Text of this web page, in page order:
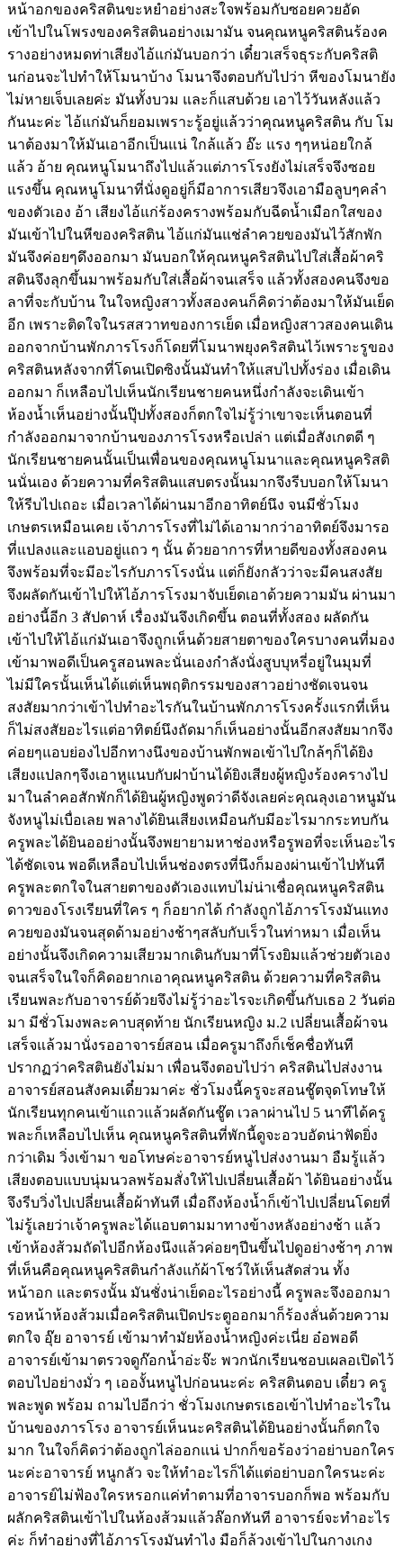
หน้าอกของคริสตินขะหยำอย่างสะใจพร้อมกับซอยควยอัด
เข้าไปในโพรงของคริสตินอย่างเมามัน จนคุณหนูคริสตินร้องค
รางอย่างหมดท่าเสียงไอ้แก่มันบอกว่า เดี๋ยวเสร็จธุระกับคริสติ
นก่อนจะไปทำให้โมนาบ้าง โมนาจึงตอบกับไปว่า หีของโมนายัง
ไม่หายเจ็บเลยค่ะ มันทั้งบวม และก็แสบด้วย เอาไว้วันหลังแล้ว
กันนะค่ะ ไอ้แก่มันก็ยอมเพราะรู้อยู่แล้วว่าคุณหนูคริสติน กับ โม
นาต้องมาให้มันเอาอีกเป็นแน่ ใกล้แล้ว อ๊ะ แรง ๆๆหน่อยใกล้
แล้ว อ้าย คุณหนูโมนาถึงไปแล้วแต่ภารโรงยังไม่เสร็จจึงซอย
แรงขึ้น คุณหนูโมนาที่นั่งดูอยู่ก็มีอาการเสียวจึงเอามือลูบๆคลำ
ของตัวเอง อ้า เสียงไอ้แก่ร้องครางพร้อมกับฉีดน้ำเมือกใสของ
มันเข้าไปในหีของคริสติน ไอ้แก่มันแช่ลำควยของมันไว้สักพัก
มันจึงค่อยๆดึงออกมา มันบอกให้คุณหนูคริสตินไปใส่เสื้อผ้าคริ
สตินจึงลุกขึ้นมาพร้อมกับใส่เสื้อผ้าจนเสร็จ แล้วทั้งสองคนจึงขอ
ลาที่จะกับบ้าน ในใจหญิงสาวทั้งสองคนก็คิดว่าต้องมาให้มันเย็ด
อีก เพราะติดใจในรสสวาทของการเย็ด เมื่อหญิงสาวสองคนเดิน
ออกจากบ้านพักภารโรงก็โดยที่โมนาพยุงคริสตินไว้เพราะรูของ
คริสตินหลังจากที่โดนเปิดซิงนั้นมันทำให้แสบไปทั้งร่อง เมื่อเดิน
ออกมา ก็เหลือบไปเห็นนักเรียนชายคนหนึ่งกำลังจะเดินเข้า
ห้องน้ำเห็นอย่างนั้นปุ๊ปทั้งสองก็ตกใจไม่รู้ว่าเขาจะเห็นตอนที่
กำลังออกมาจากบ้านของภารโรงหรือเปล่า แต่เมื่อสังเกตดี ๆ
นักเรียนชายคนนั้นเป็นเพื่อนของคุณหนูโมนาและคุณหนูคริสติ
นนั่นเอง ด้วยความที่คริสตินแสบตรงนั้นมากจึงรีบบอกให้โมนา
ให้รีบไปเถอะ เมื่อเวลาได้ผ่านมาอีกอาทิตย์นึง จนมีชั่วโมง
เกษตรเหมือนเคย เจ้าภารโรงที่ไม่ได้เอามากว่าอาทิตย์จึงมารอ
ที่แปลงและแอบอยู่แถว ๆ นั้น ด้วยอาการที่หายดีของทั้งสองคน
จึงพร้อมที่จะมีอะไรกับภารโรงนั่น แต่ก็ยังกลัวว่าจะมีคนสงสัย
จึงผลัดกันเข้าไปให้ไอ้ภารโรงมาจับเย็ดเอาด้วยความมัน ผ่านมา
อย่างนี้อีก 3 สัปดาห์ เรื่องมันจึงเกิดขึ้น ตอนที่ทั้งสอง ผลัดกัน
เข้าไปให้ไอ้แก่มันเอาจึงถูกเห็นด้วยสายตาของใครบางคนที่มอง
เข้ามาพอดีเป็นครูสอนพละนั่นเองกำลังนั่งสูบบุหรี่อยู่ในมุมที่
ไม่มีใครนั้นเห็นได้แต่เห็นพฤติกรรมของสาวอย่างชัดเจนจน
สงสัยมากว่าเข้าไปทำอะไรกันในบ้านพักภารโรงครั้งแรกที่เห็น
ก็ไม่สงสัยอะไรแต่อาทิตย์นึงถัดมาก็เห็นอย่างนั้นอีกสงสัยมากจึง
ค่อยๆแอบย่องไปอีกทางนึงของบ้านพักพอเข้าไปใกล้ๆก็ได้ยิง
เสียงแปลกๆจึงเอาหูแนบกับฝาบ้านได้ยิงเสียงผู้หญิงร้องครางไป
มาในลำคอสักพักก็ได้ยินผู้หญิงพูดว่าดีจังเลยค่ะคุณลุงเอาหนูมัน
จังหนูไม่เบื่อเลย พลางได้ยินเสียงเหมือนกับมีอะไรมากระทบกัน
ครูพละได้ยินออย่างนั้นจึงพยายามหาช่องหรือรูพอที่จะเห็นอะไร
ได้ชัดเจน พอดีเหลือบไปเห็นช่องตรงที่นึงก็มองผ่านเข้าไปทันที
ครูพละตกใจในสายตาของตัวเองแทบไม่น่าเชื่อคุณหนูคริสติน
ดาวของโรงเรียนที่ใคร ๆ ก็อยากได้ กำลังถูกไอ้ภารโรงมันแทง
ควยของมันจนสุดด้ามอย่างช้าๆสลับกับเร็วในท่าหมา เมื่อเห็น
อย่างนั้นจึงเกิดความเสียวมากเดินกับมาที่โรงยิมแล้วช่วยตัวเอง
จนเสร็จในใจก็คิดอยากเอาคุณหนูคริสติน ด้วยความที่คริสติน
เรียนพละกับอาจารย์ด้วยจึงไม่รู้ว่าอะไรจะเกิดขึ้นกับเธอ 2 วันต่อ
มา มีชั่วโมงพละคาบสุดท้าย นักเรียนหญิง ม.2 เปลี่ยนเสื้อผ้าจน
เสร็จแล้วมานั่งรออาจารย์สอน เมื่อครูมาถึงก็เช็คชื่อทันที
ปรากฏว่าคริสตินยังไม่มา เพื่อนจึงตอบไปว่า คริสตินไปส่งงาน
อาจารย์สอนสังคมเดี๋ยวมาค่ะ ชั่วโมงนี้ครูจะสอนชู๊ตจุดโทษให้
นักเรียนทุกคนเข้าแถวแล้วผลัดกันชู๊ต เวลาผ่านไป 5 นาทีได้ครู
พละก็เหลือบไปเห็น คุณหนูคริสตินที่พักนี้ดูจะอวบอัดน่าฟัดยิ่ง
กว่าเดิม วิ่งเข้ามา ขอโทษค่ะอาจารย์หนูไปส่งงานมา อืมรู้แล้ว
เสียงตอบแบบนุ่มนวลพร้อมสั่งให้ไปเปลี่ยนเสื้อผ้า ได้ยินอย่างนั้น
จึงรีบวิ่งไปเปลี่ยนเสื้อผ้าทันที เมื่อถึงห้องน้ำก็เข้าไปเปลี่ยนโดยที่
ไม่รู้เลยว่าเจ้าครูพละได้แอบตามมาทางข้างหลังอย่างช้า แล้ว
เข้าห้องส้วมถัดไปอีกห้องนึงแล้วค่อยๆปีนขึ้นไปดูอย่างช้าๆ ภาพ
ที่เห็นคือคุณหนูคริสตินกำลังแก้ผ้าโชว์ให้เห็นสัดส่วน ทั้ง
หน้าอก และตรงนั้น มันชั่งน่าเย็ดอะไรอย่างนี้ ครูพละจึงออกมา
รอหน้าห้องส้วมเมื่อคริสตินเปิดประตูออกมาก็ร้องลั่นด้วยความ
ตกใจ อุ๊ย อาจารย์ เข้ามาทำมัยห้องน้ำหญิงค่ะเนี่ย อ๋อพอดี
อาจารย์เข้ามาตรวจดูก๊อกน้ำอ่ะจ๊ะ พวกนักเรียนชอบเผลอเปิดไว้
ตอบไปอย่างมั่ว ๆ เอองั้นหนูไปก่อนนะค่ะ คริสตินตอบ เดี๋ยว ครู
พละพูด พร้อม ถามไปอีกว่า ชั่วโมงเกษตรเธอเข้าไปทำอะไรใน
บ้านของภารโรง อาจารย์เห็นนะคริสตินได้ยินอย่างนั้นก็ตกใจ
มาก ในใจก็คิดว่าต้องถูกไล่ออกแน่ ปากก็ขอร้องว่าอย่าบอกใคร
นะค่ะอาจารย์ หนูกลัว จะให้ทำอะไรก็ได้แต่อย่าบอกใครนะค่ะ
อาจารย์ไม่ฟ้องใครหรอกแค่ทำตามที่อาจารบอกก็พอ พร้อมกับ
ผลักคริสตินเข้าไปในห้องส้วมแล้วล๊อกทันที อาจารย์จะทำอะไร
ค่ะ ก็ทำอย่างที่ไอ้ภารโรงมันทำไง มือก็ล้วงเข้าไปในกางเกง